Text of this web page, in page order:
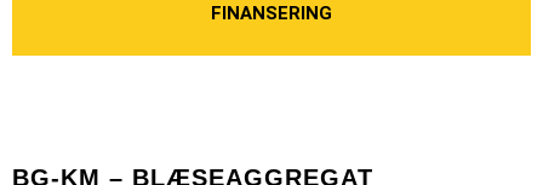
FINANSERING
BG-KM – BLÆSEAGGREGAT